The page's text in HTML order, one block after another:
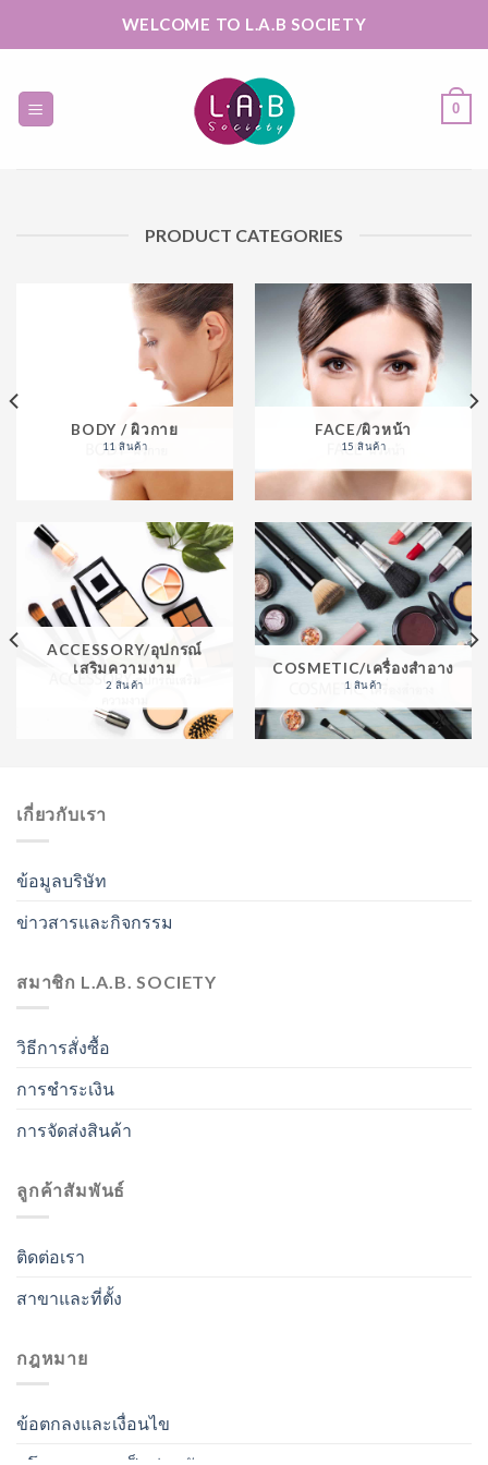
WELCOME TO L.A.B SOCIETY
0
PRODUCT CATEGORIES
BODY / ผิวกาย
11 สินค้า
FACE/ผิวหน้า
15 สินค้า
ACCESSORY/อุปกรณ์
เสริมความงาม
2 สินค้า
COSMETIC/เครื่องสำอาง
1 สินค้า
เกี่ยวกับเรา
ข้อมูลบริษัท
ข่าวสารและกิจกรรม
สมาชิก L.A.B. SOCIETY
วิธีการสั่งซื้อ
การชำระเงิน
การจัดส่งสินค้า
ลูกค้าสัมพันธ์
ติดต่อเรา
สาขาและที่ตั้ง
กฎหมาย
ข้อตกลงและเงื่อนไข